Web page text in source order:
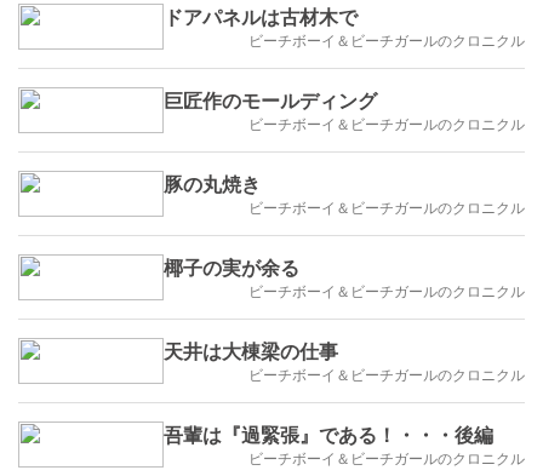
ドアパネルは古材木で
ビーチボーイ＆ビーチガールのクロニクル
巨匠作のモールディング
ビーチボーイ＆ビーチガールのクロニクル
豚の丸焼き
ビーチボーイ＆ビーチガールのクロニクル
椰子の実が余る
ビーチボーイ＆ビーチガールのクロニクル
天井は大棟梁の仕事
ビーチボーイ＆ビーチガールのクロニクル
吾輩は『過緊張』である！・・・後編
ビーチボーイ＆ビーチガールのクロニクル